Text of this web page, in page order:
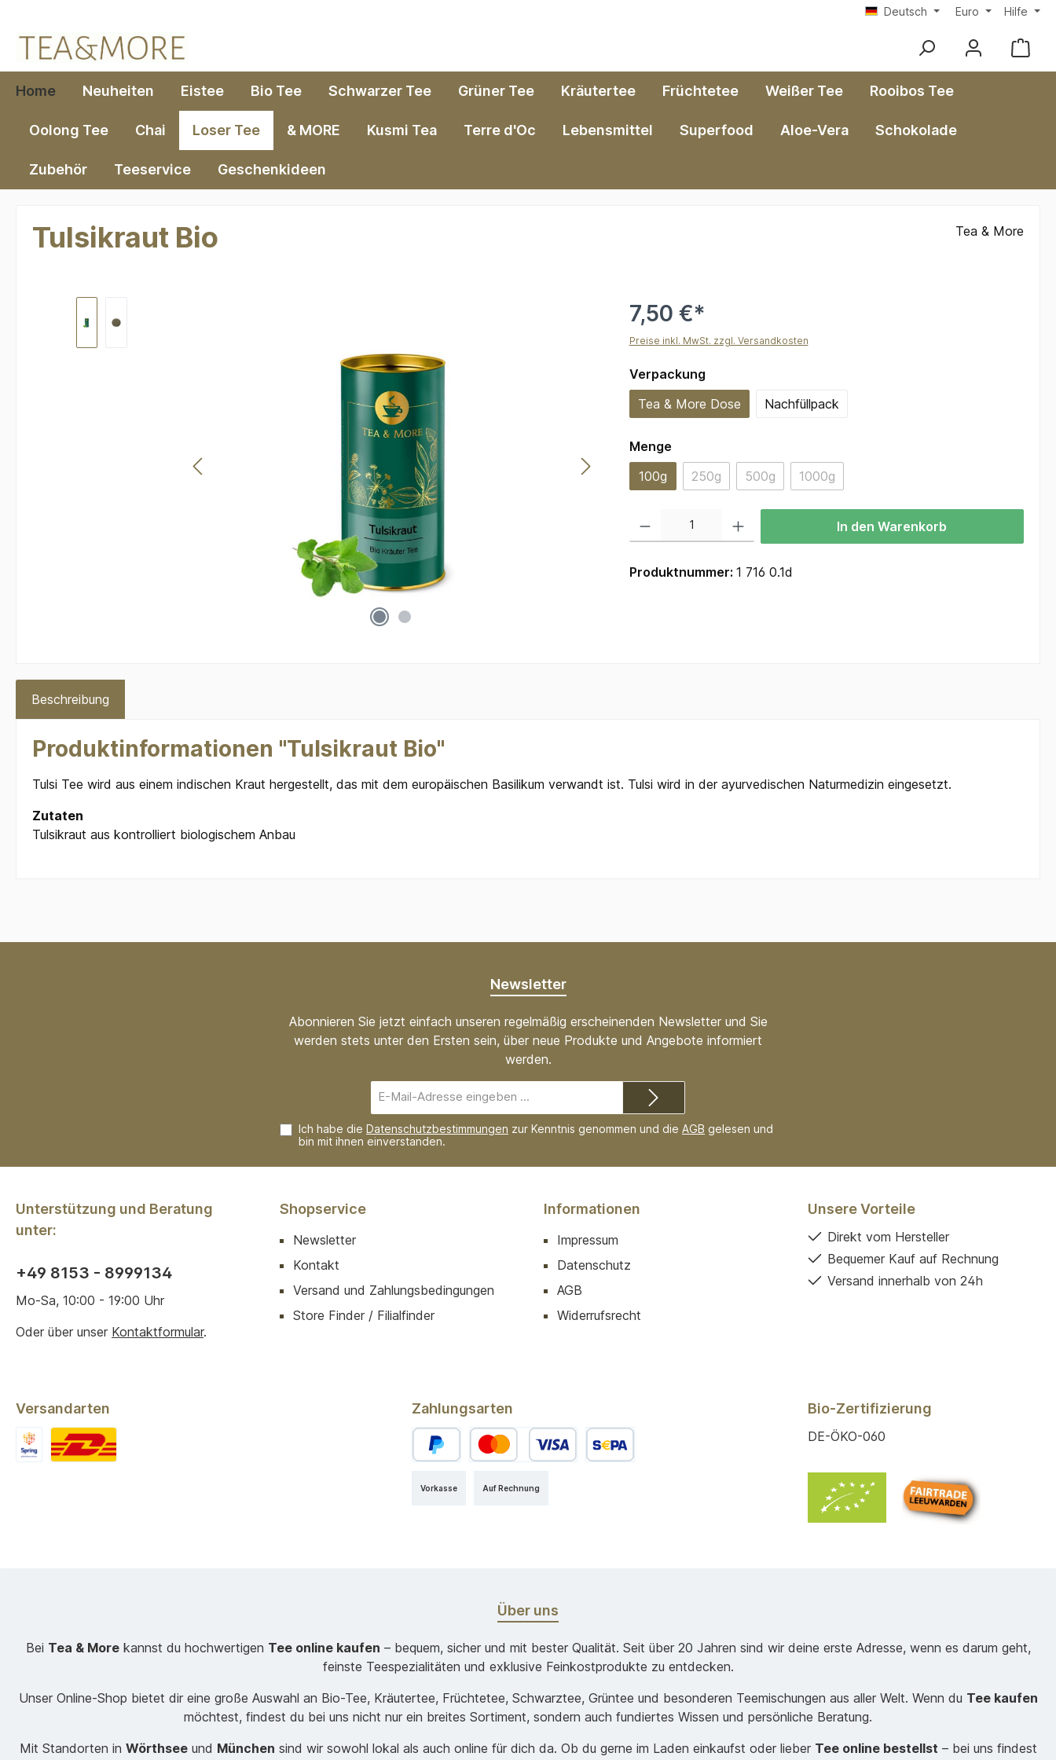
Deutsch Euro Hilfe
Home Neuheiten Eistee Bio Tee Schwarzer Tee Grüner Tee Kräutertee Früchtetee Weißer Tee Rooibos Tee
Oolong Tee Chai Loser Tee & MORE Kusmi Tea Terre d'Oc Lebensmittel Superfood Aloe-Vera Schokolade
Zubehör Teeservice Geschenkideen
Tulsikraut Bio Tea & More
7,50 €*
Preise inkl. MwSt. zzgl. Versandkosten
Verpackungauswählen
Tea & More Dose
Nachfüllpack
Mengeauswählen
100g
250g(Diese Option ist zurzeit nicht verfügbar.)
500g
(Diese Option ist zurzeit nicht verfügbar.)
1000g(Diese Option ist zurzeit nicht verfügbar.)
In den Warenkorb
Produktnummer: 1 716 0.1d
Beschreibung
Produktinformationen "Tulsikraut Bio"
Tulsi Tee wird aus einem indischen Kraut hergestellt, das mit dem europäischen Basilikum verwandt ist. Tulsi wird in der ayurvedischen Naturmedizin eingesetzt.
Zutaten
Tulsikraut aus kontrolliert biologischem Anbau
Newsletter
Abonnieren Sie jetzt einfach unseren regelmäßig erscheinenden Newsletter und Sie
werden stets unter den Ersten sein, über neue Produkte und Angebote informiert
werden.
Mail-
Adresse*
Ich habe die Datenschutzbestimmungen zur Kenntnis genommen und die AGB gelesen und
bin mit ihnen einverstanden.
Unterstützung und Beratung
unter:
+49 8153 - 8999134
Mo-Sa, 10:00 - 19:00 Uhr
Oder über unser Kontaktformular.
Shopservice
Newsletter
Kontakt
Versand und Zahlungsbedingungen
Store Finder / Filialfinder
Informationen
Impressum
Datenschutz
AGB
Widerrufsrecht
Unsere Vorteile
Direkt vom Hersteller
Bequemer Kauf auf Rechnung
Versand innerhalb von 24h
Versandarten Zahlungsarten
Auf Rechnung
Vorkasse
Bio-Zertifizierung
DE-ÖKO-060
Über uns
Bei Tea & Morekannst du hochwertigen Tee online kaufen – bequem, sicher und mit bester Qualität. Seit über 20 Jahren sind wir deine erste Adresse, wenn es darum geht,
feinste Teespezialitäten und exklusive Feinkostprodukte zu entdecken.
Unser Online-Shop bietet dir eine große Auswahl an Bio-Tee, Kräutertee, Früchtetee, Schwarztee, Grüntee und besonderen Teemischungen aus aller Welt. Wenn du Tee kaufen
möchtest, findest du bei uns nicht nur ein breites Sortiment, sondern auch fundiertes Wissen und persönliche Beratung.
Mit Standorten in Wörthseeund München sind wir sowohl lokal als auch online für dich da. Ob du gerne im Laden einkaufst oder lieber Tee online bestellst – bei uns findest